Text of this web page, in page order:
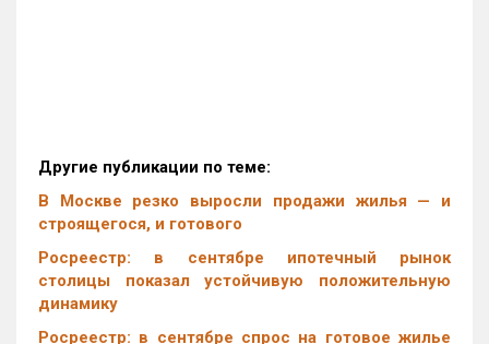
Другие публикации по теме:
В Москве резко выросли продажи жилья — и
строящегося, и готового
Росреестр: в сентябре ипотечный рынок
столицы показал устойчивую положительную
динамику
Росреестр: в сентябре спрос на готовое жилье